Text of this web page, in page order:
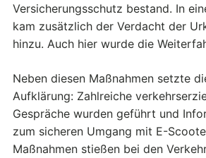
Versicherungsschutz bestand. In
kam zusätzlich der Verdacht der
hinzu. Auch hier wurde die
Neben diesen Maßnahmen setzte
Aufklärung: Zahlreiche
Gespräche wurden geführt und
zum sicheren Umgang mit E-
Maßnahmen stießen bei den